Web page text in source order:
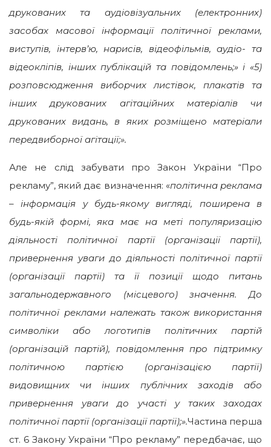
друкованих та аудіовізуальних (електронних)
засобах масової інформації політичної реклами,
виступів, інтерв’ю, нарисів, відеофільмів, аудіо- та
відеокліпів, інших публікацій та повідомлень;» і «5)
розповсюдження виборчих листівок, плакатів та
інших друкованих агітаційних матеріалів чи
друкованих видань, в яких розміщено матеріали
передвиборної агітації;».
Але не слід забувати про Закон України “Про
рекламу”, який дає визначення: «політична реклама
– інформація у будь-якому вигляді, поширена в
будь-якій формі, яка має на меті популяризацію
діяльності політичної партії (організації партії),
привернення уваги до діяльності політичної партії
(організації партії) та її позиції щодо питань
загальнодержавного (місцевого) значення. До
політичної реклами належать також використання
символіки або логотипів політичних партій
(організацій партій), повідомлення про підтримку
політичною партією (організацією партії)
видовищних чи інших публічних заходів або
привернення уваги до участі у таких заходах
політичної партії (організації партії);».Частина перша
ст. 6 Закону України “Про рекламу” передбачає, що